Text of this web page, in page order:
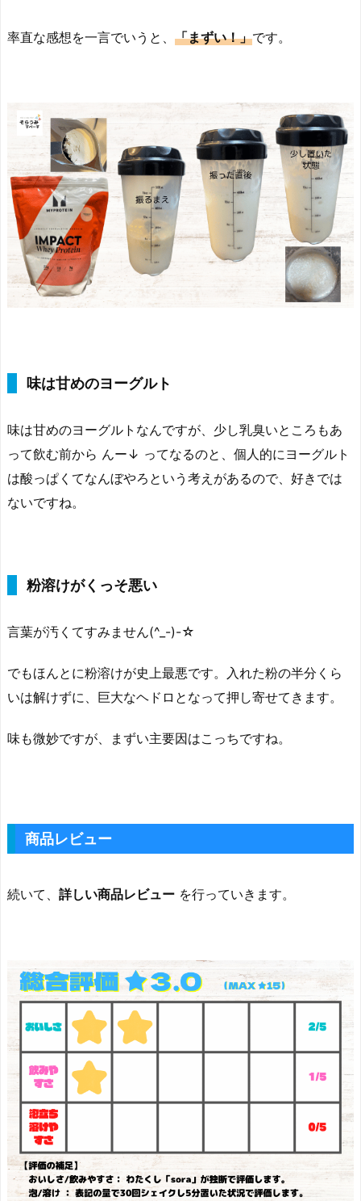
率直な感想を一言でいうと、 「まずい！」です。
味は甘めのヨーグルト
味は甘めのヨーグルトなんですが、少し乳臭いところもあ
って飲む前から んー↓ ってなるのと、個人的にヨーグルト
は酸っぱくてなんぼやろという考えがあるので、好きでは
ないですね。
粉溶けがくっそ悪い
言葉が汚くてすみません(^_-)-☆
でもほんとに粉溶けが史上最悪です。入れた粉の半分くら
いは解けずに、巨大なヘドロとなって押し寄せてきます。
味も微妙ですが、まずい主要因はこっちですね。
商品レビュー
続いて、 詳しい商品レビュー を行っていきます。